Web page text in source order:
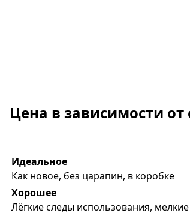
Цена в зависимости от
Идеальное
Как новое, без царапин, в коробке
Хорошее
Лёгкие следы использования,